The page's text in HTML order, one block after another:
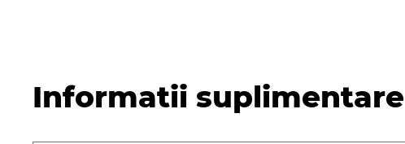
Informatii suplimentare